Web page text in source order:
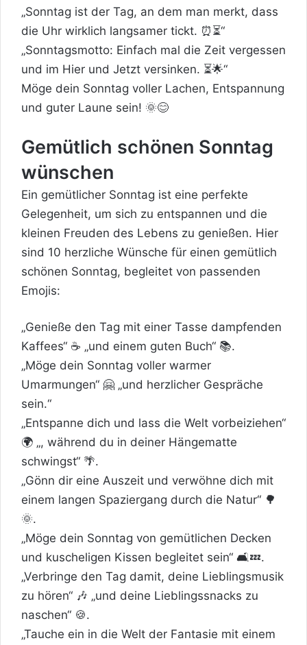
„Sonntag ist der Tag, an dem man merkt, dass
die Uhr wirklich langsamer tickt. ⏰⏳“
„Sonntagsmotto: Einfach mal die Zeit vergessen
und im Hier und Jetzt versinken. ⏳🌟“
Möge dein Sonntag voller Lachen, Entspannung
und guter Laune sein! 🌞😊
Gemütlich schönen Sonntag
wünschen
Ein gemütlicher Sonntag ist eine perfekte
Gelegenheit, um sich zu entspannen und die
kleinen Freuden des Lebens zu genießen. Hier
sind 10 herzliche Wünsche für einen gemütlich
schönen Sonntag, begleitet von passenden
Emojis:
„Genieße den Tag mit einer Tasse dampfenden
Kaffees“ ☕ „und einem guten Buch“ 📚.
„Möge dein Sonntag voller warmer
Umarmungen“ 🤗 „und herzlicher Gespräche
sein.“
„Entspanne dich und lass die Welt vorbeiziehen“
🌍 „, während du in deiner Hängematte
schwingst“ 🌴.
„Gönn dir eine Auszeit und verwöhne dich mit
einem langen Spaziergang durch die Natur“ 🌳
🌞.
„Möge dein Sonntag von gemütlichen Decken
und kuscheligen Kissen begleitet sein“ 🛋️💤.
„Verbringe den Tag damit, deine Lieblingsmusik
zu hören“ 🎶 „und deine Lieblingssnacks zu
naschen“ 🍪.
„Tauche ein in die Welt der Fantasie mit einem